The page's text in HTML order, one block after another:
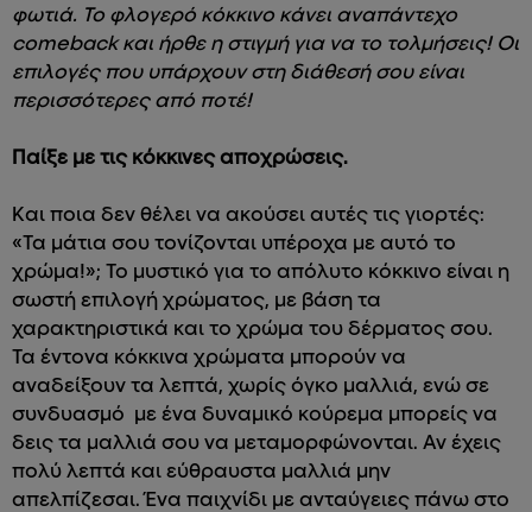
φωτιά. Το φλογερό κόκκινο κάνει αναπάντεχο
comeback και ήρθε η στιγμή για να το τολμήσεις! Οι
επιλογές που υπάρχουν στη διάθεσή σου είναι
περισσότερες από ποτέ!
Παίξε με τις κόκκινες αποχρώσεις.
Και ποια δεν θέλει να ακούσει αυτές τις γιορτές:
«Τα μάτια σου τονίζονται υπέροχα με αυτό το
χρώμα!»; Το μυστικό για το απόλυτο κόκκινο είναι η
σωστή επιλογή χρώματος, με βάση τα
χαρακτηριστικά και το χρώμα του δέρματος σου.
Τα έντονα κόκκινα χρώματα μπορούν να
αναδείξουν τα λεπτά, χωρίς όγκο μαλλιά, ενώ σε
συνδυασμό με ένα δυναμικό κούρεμα μπορείς να
δεις τα μαλλιά σου να μεταμορφώνονται. Αν έχεις
πολύ λεπτά και εύθραυστα μαλλιά μην
απελπίζεσαι. Ένα παιχνίδι με ανταύγειες πάνω στο